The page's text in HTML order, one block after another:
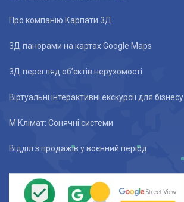
Про компанію Карпати 3Д
3Д панорами на картах Google Maps
3Д перегляд об’єктів нерухомості
Віртуальні інтерактивні екскурсії для бізнесу
М Клімат: Сонячні системи
Відділ з продажів у воєнний період